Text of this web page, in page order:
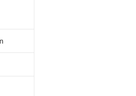
場合があることをご了承くださ
当のオムロン制御機器販売店・
をご確認ください。
たは開示しないようお願いしま
す。フェニルエーテル類) : 1000ppm、
ブチルベンジル) : 1000ppm、
。
刻な影響を及ぼさない年数を意
の他武器並びにこれらの製造装
容を当該第三者に通知します。
れがある場合は、取り引きをい
はお客様担当のオムロン制御